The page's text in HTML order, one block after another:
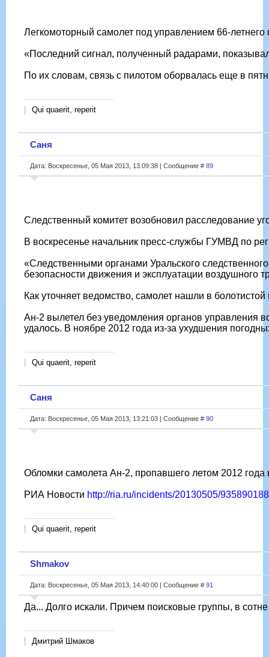
Легкомоторный самолет под управлением 66-
«Последний сигнал, полученный радарами,
По их словам, связь с пилотом оборвалась еще в
Qui quaerit, reperit
Саня
Дата: Воскресенье, 05 Мая 2013, 13:09:38 | Сообщение # 89
Следственный комитет возобновил расследование
В воскресенье начальник пресс-службы ГУМВД по
«Следственными органами Уральского
безопасности движения и эксплуатации воздушного
Как уточняет ведомство, самолет нашли в
Ан-2 вылетел без уведомления органов управления
удалось. В ноябре 2012 года из-за ухудшения
Qui quaerit, reperit
Саня
Дата: Воскресенье, 05 Мая 2013, 13:21:03 | Сообщение # 90
Обломки самолета Ан-2, пропавшего летом 2012
РИА Новости http://ria.ru/incidents/20130505/
Qui quaerit, reperit
Shmakov
Дата: Воскресенье, 05 Мая 2013, 14:40:00 | Сообщение # 91
Да... Долго искали. Причем поисковые группы, в
Дмитрий Шмаков